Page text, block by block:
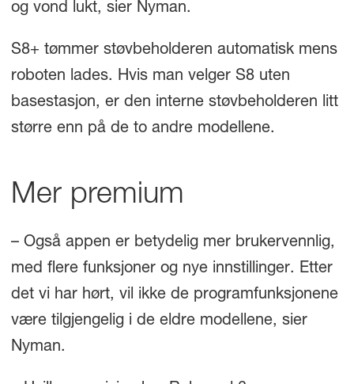
og vond lukt, sier Nyman.
S8+ tømmer støvbeholderen automatisk mens
roboten lades. Hvis man velger S8 uten
basestasjon, er den interne støvbeholderen litt
større enn på de to andre modellene.
Mer premium
– Også appen er betydelig mer brukervennlig,
med flere funksjoner og nye innstillinger. Etter
det vi har hørt, vil ikke de programfunksjonene
være tilgjengelig i de eldre modellene, sier
Nyman.